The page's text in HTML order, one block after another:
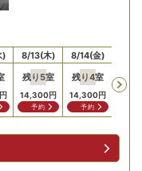
)
8/13(木)
残り 5室
14,300円
予約
8/14(金)
残り4室
14,300円
予約
残り